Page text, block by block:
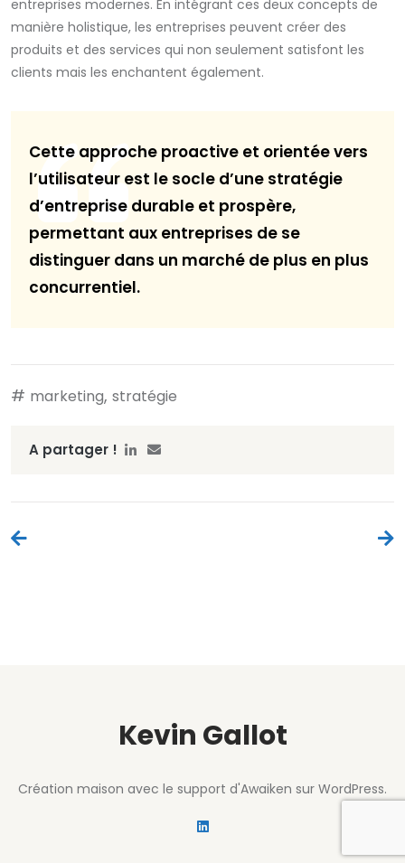
entreprises modernes. En intégrant ces deux concepts de
manière holistique, les entreprises peuvent créer des
produits et des services qui non seulement satisfont les
clients mais les enchantent également.
Cette approche proactive et orientée vers
l’utilisateur est le socle d’une stratégie
d’entreprise durable et prospère,
permettant aux entreprises de se
distinguer dans un marché de plus en plus
concurrentiel.
# marketing, stratégie
A partager !
de
Kevin Gallot
Création maison avec le support d'Awaiken sur WordPress.